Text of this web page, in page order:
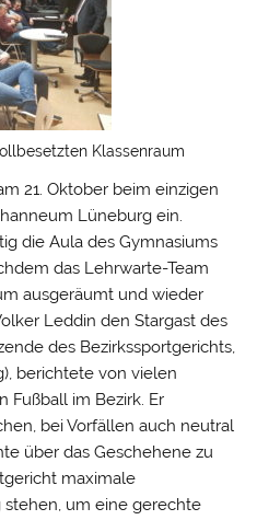
Klassenraum
21. Oktober beim einzigen
Lüneburg ein.
die Aula des Gymnasiums
das Lehrwarte-Team
ausgeräumt und wieder
Leddin den Stargast des
des Bezirkssportgerichts,
berichtete von vielen
Fußball im Bezirk. Er
bei Vorfällen auch neutral
über das Geschehene zu
maximale
um eine gerechte